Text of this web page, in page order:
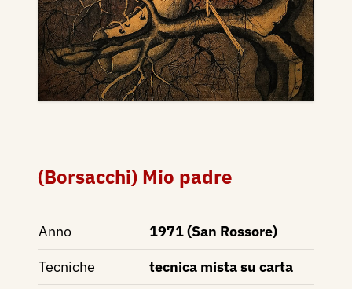
(Borsacchi) Mio padre
Anno
1971 (San Rossore)
Tecniche
tecnica mista su carta